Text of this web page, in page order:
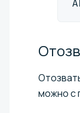
можно с